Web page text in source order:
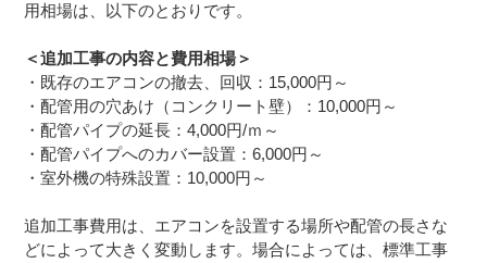
用相場は、以下のとおりです。
＜追加工事の内容と費用相場＞
・既存のエアコンの撤去、回収：15,000円～
・配管用の穴あけ（コンクリート壁）：10,000円～
・配管パイプの延長：4,000円/ｍ～
・配管パイプへのカバー設置：6,000円～
・室外機の特殊設置：10,000円～
追加工事費用は、エアコンを設置する場所や配管の長さな
どによって大きく変動します。場合によっては、標準工事